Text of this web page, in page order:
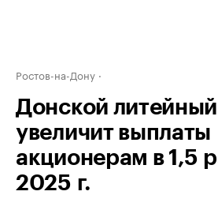
Ростов-на-Дону
Донской
увеличит выплаты
акционерам в 1,5
2025 г.